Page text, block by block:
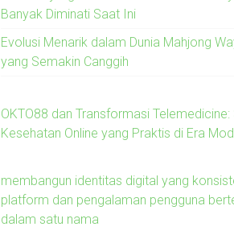
Banyak Diminati Saat Ini
Evolusi Menarik dalam Dunia Mahjong
yang Semakin Canggih
OKTO88 dan Transformasi Telemedicine:
Kesehatan Online yang Praktis di Era
membangun identitas digital yang
platform dan pengalaman pengguna
dalam satu nama